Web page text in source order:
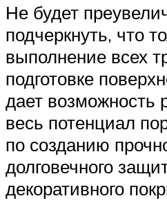
Не будет
подчеркнуть, что
выполнение всех
подготовке
дает возможность
весь потенциал
по созданию
долговечного
декоративного